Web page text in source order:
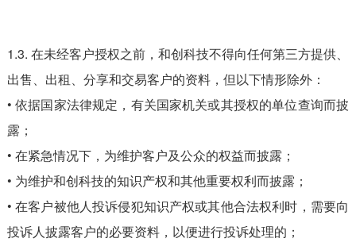
1.3. 在未经客户授权之前，和创科技不得向任何第三方提供、
出售、出租、分享和交易客户的资料，但以下情形除外：
• 依据国家法律规定，有关国家机关或其授权的单位查询而披
露；
• 在紧急情况下，为维护客户及公众的权益而披露；
• 为维护和创科技的知识产权和其他重要权利而披露；
• 在客户被他人投诉侵犯知识产权或其他合法权利时，需要向
投诉人披露客户的必要资料，以便进行投诉处理的；